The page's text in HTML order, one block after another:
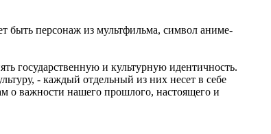
быть персонаж из мультфильма, символ аниме-
государственную и культурную идентичность.
- каждый отдельный из них несет в себе
о важности нашего прошлого, настоящего и